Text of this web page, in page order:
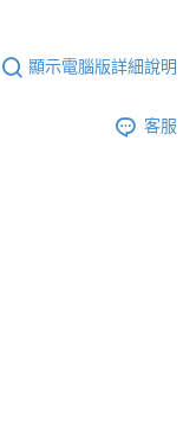
顯示電腦版詳細說明
客服